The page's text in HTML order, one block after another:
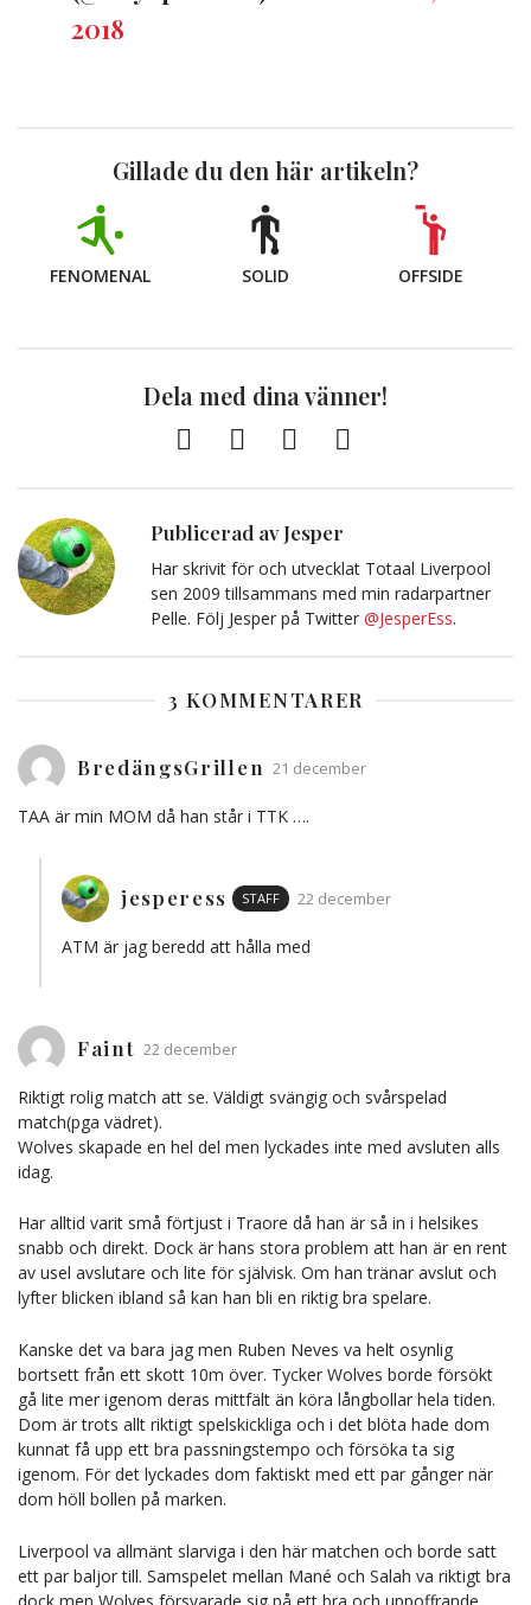
2018
Gillade du den här artikeln?
FENOMENAL SOLID OFFSIDE
Dela med dina vänner!
FacebookTwitter
Kopiera
till
Publicerad av Jesper
Har skrivit för och utvecklat Totaal Liverpool
sen 2009 tillsammans med min radarpartner
Pelle. Följ Jesper på Twitter @JesperEss.
3 KOMMENTARER
BredängsGrillen 21 december
TAA är min MOM då han står i TTK ….
jesperess STAFF 22 december
ATM är jag beredd att hålla med
Faint 22 december
Riktigt rolig match att se. Väldigt svängig och svårspelad
match(pga vädret).
Wolves skapade en hel del men lyckades inte med avsluten alls
idag.
Har alltid varit små förtjust i Traore då han är så in i helsikes
snabb och direkt. Dock är hans stora problem att han är en rent
av usel avslutare och lite för självisk. Om han tränar avslut och
lyfter blicken ibland så kan han bli en riktig bra spelare.
Kanske det va bara jag men Ruben Neves va helt osynlig
bortsett från ett skott 10m över. Tycker Wolves borde försökt
gå lite mer igenom deras mittfält än köra långbollar hela tiden.
Dom är trots allt riktigt spelskickliga och i det blöta hade dom
kunnat få upp ett bra passningstempo och försöka ta sig
igenom. För det lyckades dom faktiskt med ett par gånger när
dom höll bollen på marken.
Liverpool va allmänt slarviga i den här matchen och borde satt
ett par baljor till. Samspelet mellan Mané och Salah va riktigt bra